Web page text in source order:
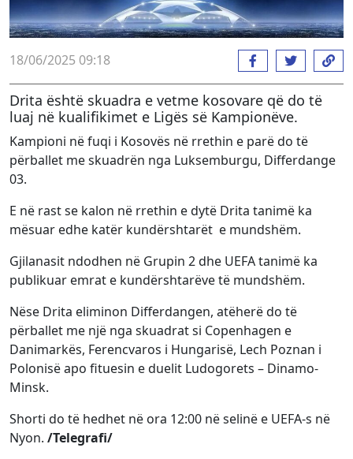
18/06/2025 09:18
Drita është skuadra e vetme kosovare që do të
luaj në kualifikimet e Ligës së Kampionëve.
Kampioni në fuqi i Kosovës në rrethin e parë do të
përballet me skuadrën nga Luksemburgu, Differdange
03.
E në rast se kalon në rrethin e dytë Drita tanimë ka
mësuar edhe katër kundërshtarët e mundshëm.
Gjilanasit ndodhen në Grupin 2 dhe UEFA tanimë ka
publikuar emrat e kundërshtarëve të mundshëm.
Nëse Drita eliminon Differdangen, atëherë do të
përballet me një nga skuadrat si Copenhagen e
Danimarkës, Ferencvaros i Hungarisë, Lech Poznan i
Polonisë apo fituesin e duelit Ludogorets – Dinamo-
Minsk.
Shorti do të hedhet në ora 12:00 në selinë e UEFA-s në
Nyon. /Telegrafi/